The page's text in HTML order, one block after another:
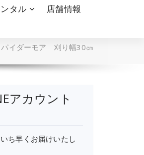
タル 店舗情報
パイダーモア 刈り幅30㎝
アカウント
ち早くお届けいたし